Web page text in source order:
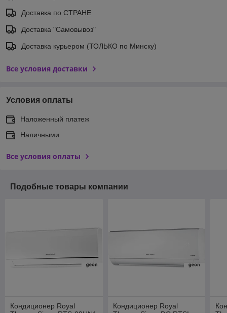
Доставка по СТРАНЕ
Доставка "Самовывоз"
Доставка курьером (ТОЛЬКО по Минску)
Все условия доставки
Условия оплаты
Наложенный платеж
Наличными
Все условия оплаты
Подобные товары компании
Кондиционер Royal
Кондиционер Royal